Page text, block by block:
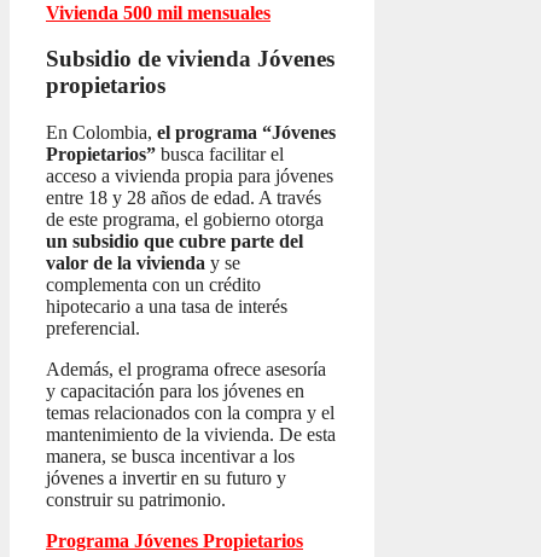
Vivienda 500 mil mensuales
Subsidio de vivienda Jóvenes
propietarios
En Colombia, el programa “Jóvenes
Propietarios” busca facilitar el
acceso a vivienda propia para jóvenes
entre 18 y 28 años de edad. A través
de este programa, el gobierno otorga
un subsidio que cubre parte del
valor de la vivienda y se
complementa con un crédito
hipotecario a una tasa de interés
preferencial.
Además, el programa ofrece asesoría
y capacitación para los jóvenes en
temas relacionados con la compra y el
mantenimiento de la vivienda. De esta
manera, se busca incentivar a los
jóvenes a invertir en su futuro y
construir su patrimonio.
Programa Jóvenes Propietarios